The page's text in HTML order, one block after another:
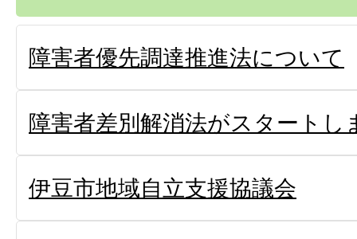
障害者優先調達推進法について
障害者差別解消法がスタートし
伊豆市地域自立支援協議会